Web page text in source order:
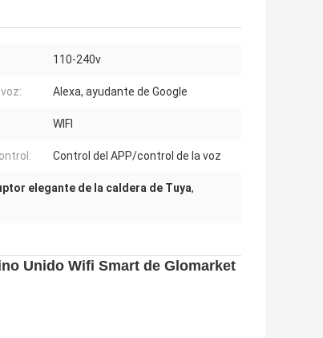
110-240v
Alexa, ayudante de Google
WIFI
Control del APP/control de la voz
elegante de la caldera de Tuya,
Unido Wifi Smart de Glomarket